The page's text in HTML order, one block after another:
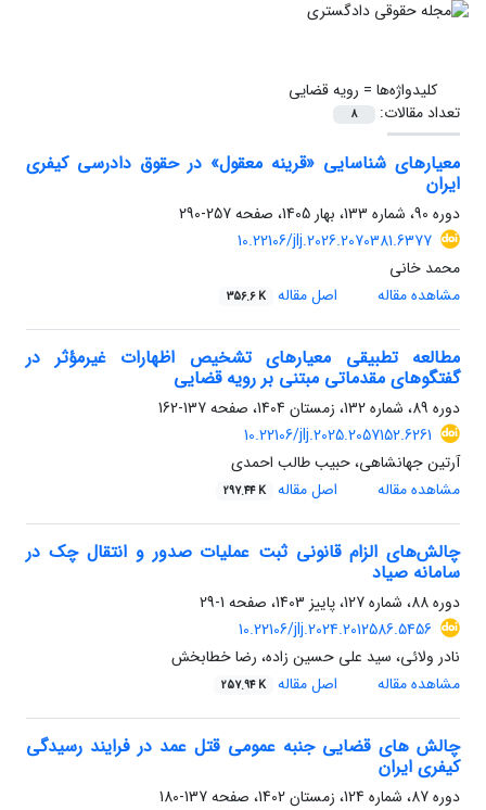
کلیدواژه‌ها = رویه قضایی
تعداد مقالات:
8
معیارهای شناسایی «قرینه معقول» در حقوق دادرسی کیفری
ایران
دوره 90، شماره 133، بهار 1405، صفحه
257-290
10.22106/jlj.2026.2070381.6377
محمد خانی
مشاهده مقاله
اصل مقاله 356.6 K
مطالعه تطبیقی معیارهای تشخیص اظهارات غیرمؤثر در
گفتگوهای مقدماتی مبتنی بر رویه قضایی
دوره 89، شماره 132، زمستان 1404، صفحه
137-162
10.22106/jlj.2025.2057152.6261
آرتین جهانشاهی، حبیب طالب احمدی
مشاهده مقاله
اصل مقاله 297.44 K
چالش‌های الزام قانونی ثبت عملیات صدور و انتقال چک در
سامانه صیاد
دوره 88، شماره 127، پاییز 1403، صفحه
1-29
10.22106/jlj.2024.2012586.5456
نادر ولائی، سید علی حسین زاده، رضا خطابخش
مشاهده مقاله
اصل مقاله 257.94 K
چالش های قضایی جنبه عمومی قتل عمد در فرایند رسیدگی
کیفری ایران
دوره 87، شماره 124، زمستان 1402، صفحه
137-180